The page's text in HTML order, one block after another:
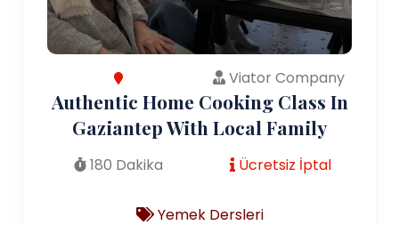
Viator Company
Authentic Home Cooking Class In
Gaziantep With Local Family
180 Dakika Ücretsiz İptal
Yemek Dersleri